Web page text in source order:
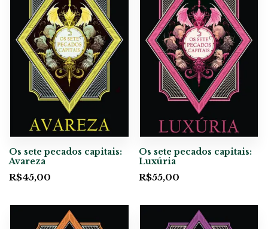
Os sete pecados capitais:
Avareza
R$45,00
Os sete pecados capitais:
Luxúria
R$55,00